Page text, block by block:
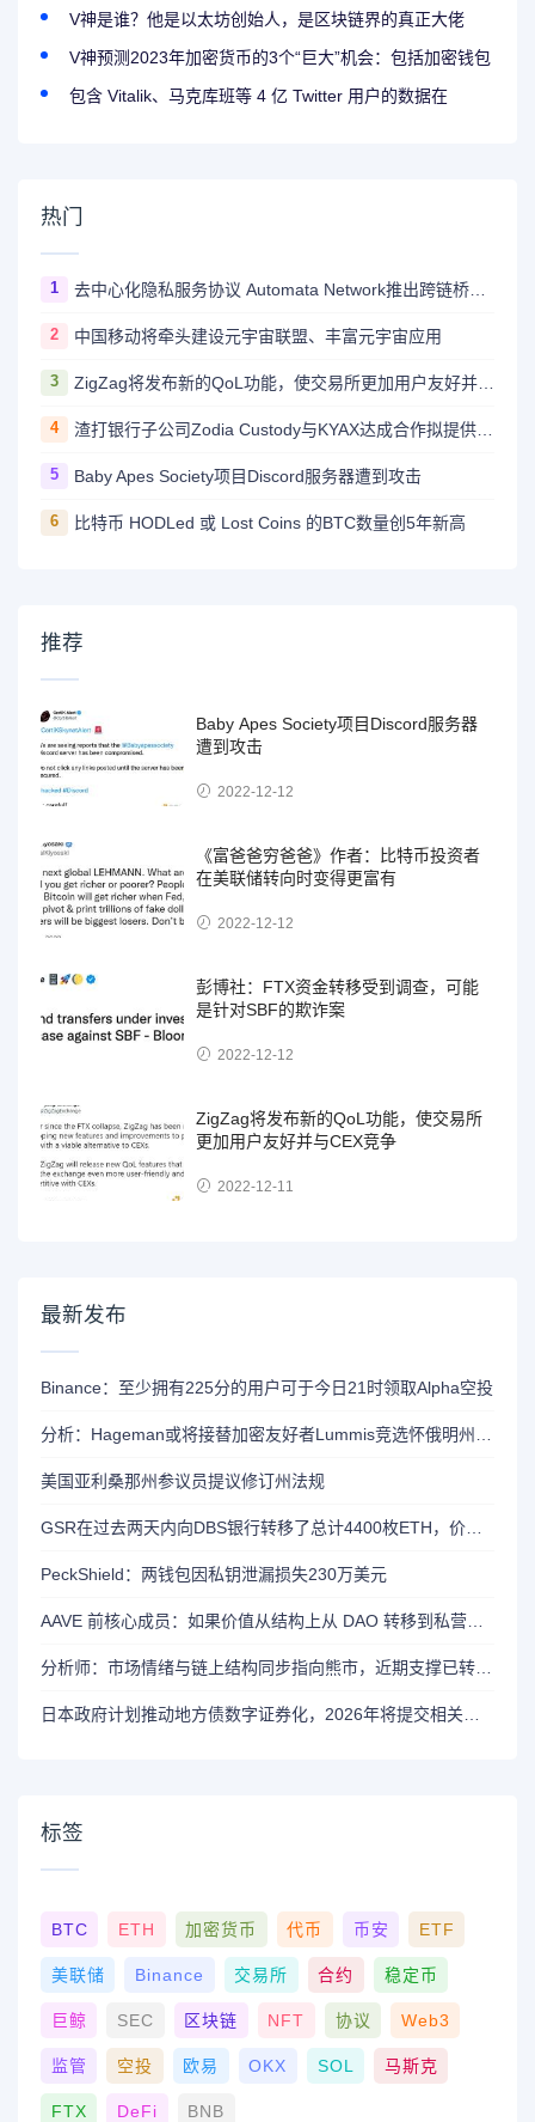
V神是谁？他是以太坊创始人，是区块链界的真正大佬
V神预测2023年加密货币的3个“巨大”机会：包括加密钱包
包含 Vitalik、马克库班等 4 亿 Twitter 用户的数据在
热门
1 去中心化隐私服务协议 Automata Network推出跨链桥Carrier
2 中国移动将牵头建设元宇宙联盟、丰富元宇宙应用
3 ZigZag将发布新的QoL功能，使交易所更加用户友好并与CEX竞争
4 渣打银行子公司Zodia Custody与KYAX达成合作拟提供基于审计、业务和监管报告的加密托管服务
5 Baby Apes Society项目Discord服务器遭到攻击
6 比特币 HODLed 或 Lost Coins 的BTC数量创5年新高
推荐
Baby Apes Society项目Discord服务器
遭到攻击
2022-12-12
《富爸爸穷爸爸》作者：比特币投资者
在美联储转向时变得更富有
2022-12-12
彭博社：FTX资金转移受到调查，可能
是针对SBF的欺诈案
2022-12-12
ZigZag将发布新的QoL功能，使交易所
更加用户友好并与CEX竞争
2022-12-11
最新发布
Binance：至少拥有225分的用户可于今日21时领取Alpha空投
美国亚利桑那州参议员提议修订州法规
PeckShield：两钱包因私钥泄漏损失230万美元
标签
BTC ETH 加密货币 代币 币安 ETF
美联储 Binance 交易所 合约 稳定币
巨鲸 SEC 区块链 NFT 协议 Web3
监管 空投 欧易 OKX SOL 马斯克
FTX DeFi BNB